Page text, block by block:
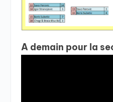
A demain pour la